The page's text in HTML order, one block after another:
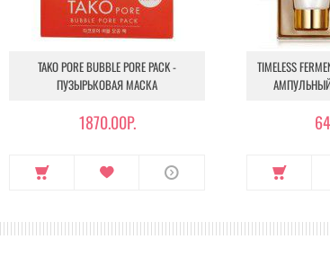
TAKO PORE BUBBLE PORE PACK -
ПУЗЫРЬКОВАЯ МАСКА
1870.00Р.
TIMELESS